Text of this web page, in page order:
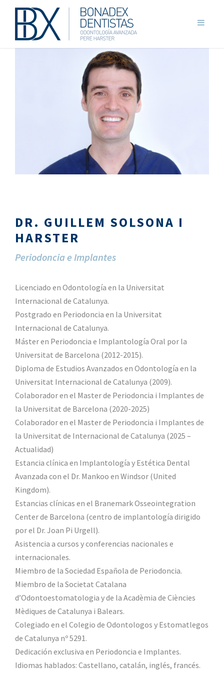
DR. GUILLEM SOLSONA I
HARSTER
Periodoncia e Implantes
Licenciado en Odontología en la Universitat
Internacional de Catalunya.
Postgrado en Periodoncia en la Universitat
Internacional de Catalunya.
Máster en Periodoncia e Implantología Oral por la
Universitat de Barcelona (2012-2015).
Diploma de Estudios Avanzados en Odontología en la
Universitat Internacional de Catalunya (2009).
Colaborador en el Master de Periodoncia i Implantes de
la Universitat de Barcelona (2020-2025)
Colaborador en el Master de Periodoncia i Implantes de
la Universitat de Internacional de Catalunya (2025 –
Actualidad)
Estancia clínica en Implantología y Estética Dental
Avanzada con el Dr. Mankoo en Windsor (United
Kingdom).
Estancias clínicas en el Branemark Osseointegration
Center de Barcelona (centro de implantología dirigido
por el Dr. Joan Pi Urgell).
Asistencia a cursos y conferencias nacionales e
internacionales.
Miembro de la Sociedad Española de Periodoncia.
Miembro de la Societat Catalana
d’Odontoestomatologia y de la Acadèmia de Ciències
Mèdiques de Catalunya i Balears.
Colegiado en el Colegio de Odontologos y Estomatlegos
de Catalunya nº 5291.
Dedicación exclusiva en Periodoncia e Implantes.
Idiomas hablados: Castellano, catalán, inglés, francés.